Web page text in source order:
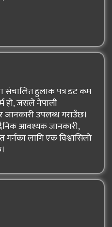
संचालित हुलाक पत्र डट कम
हो, जसले नेपाली
जानकारी उपलब्ध गराउँछ।
आवश्यक जानकारी,
लागि एक विश्वासिलो